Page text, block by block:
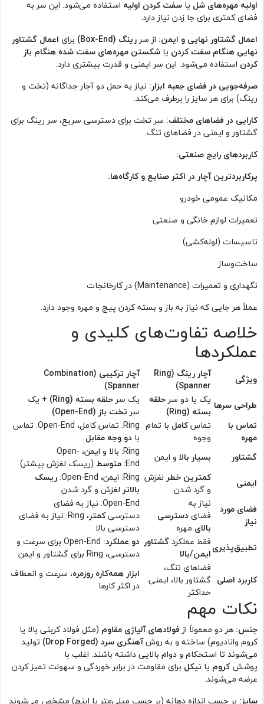
اولیه مهره‌های شل یا سفت کردن اولیه استفاده می‌شود. این سر به
فضای کمتری برای جا زدن نیاز دارد.
اعمال گشتاور نهایی و ایمن: از سررینگ (Box-End) برای اعمال گشتاور
نهایی هنگام سفت کردن یا شکستن مهره‌های سفت شده هنگام باز
کردن استفاده می‌شود. این سر ایمنی و قدرت بیشتری دارد.
صرفه‌جویی در فضای جعبه ابزار: نیاز به حمل دو آجار جداگانه (تخت و
رینگ) برای هر سایز را برطرف می‌کند.
کارایی در فضاهای مختلف: سر تخت برای دسترسی سریع، سر رینگ برای
گشتاور و ایمنی در فضاهای تنگ.
کاربردهای رایج صنعتی:
پرکاربردترین آچار در اکثر صنایع و کارگاه‌ها.
مکانیک عمومی خودرو
تعمیرات لوازم خانگی و صنعتی
تاسیسات (لوله‌کشی)
ساخت‌وساز
نگهداری و تعمیرات (Maintenance) در کارخانجات
عملاً هر جایی که نیاز به باز و بسته کردن پیچ و مهره وجود دارد.
خلاصه تفاوت‌های کلیدی و
عملکردها
ویژگی
آچار رینگ (Ring
Spanner)
آچار ترکیبی (Combination
Spanner)
طراحی سرها یک یا دو سرحلقه
بسته (Ring)
یک سرحلقه بسته (Ring)
+ یک
سرتخت باز (Open-End)
تماس با
مهره
تماسکامل با تمام
وجوه
Ring: تماس کامل، Open-End: تماس
با دو وجه مقابل
گشتاور
بسیار بالا و ایمن
Ring: بالا و ایمن، Open-
End: متوسط (ریسک لغزش بیشتر)
ایمنی
کمترین خطر لغزش
و گرد شدن
Ring: ایمن، Open-End:
ریسک
بالاتر لغزش و گرد شدن
فضای مورد
نیاز
نیاز به
فضایدسترسی
بالای مهره
Open-End: نیاز به فضای
دسترسیکمتر
، Ring: نیاز به فضای
دسترسی بالا
تطبیق‌پذیریفقط عملکردگشتاور
ایمن/بالا
دو عملکرد:
Open-End برای سرعت و
دسترسی، Ring برای گشتاور و ایمن
کاربرد اصلی
فضاهای تنگ،
گشتاور بالا، ایمنی
حداکثر
ابزار همه‌کاره روزمره، سرعت و انعطاف
در اکثر کارها
نکات مهم
جنس: هر دو معمولاً ازفولادهای آلیاژی مقاوم (مثل فولاد کربنی بالا یا
کروم وانادیوم) ساخته و به روشآهنگری سرد (Drop Forged)
تولید
می‌شوند تا استحکام و دوام بالایی داشته باشند. اغلب با
پوششکروم یا نیکل برای مقاومت در برابر خوردگی و سهولت تمیز کردن
عرضه می‌شوند.
سایز: بر حسب اندازه دهانه (بر حسب میلی‌متر یا اینچ) مشخص می‌شوند.